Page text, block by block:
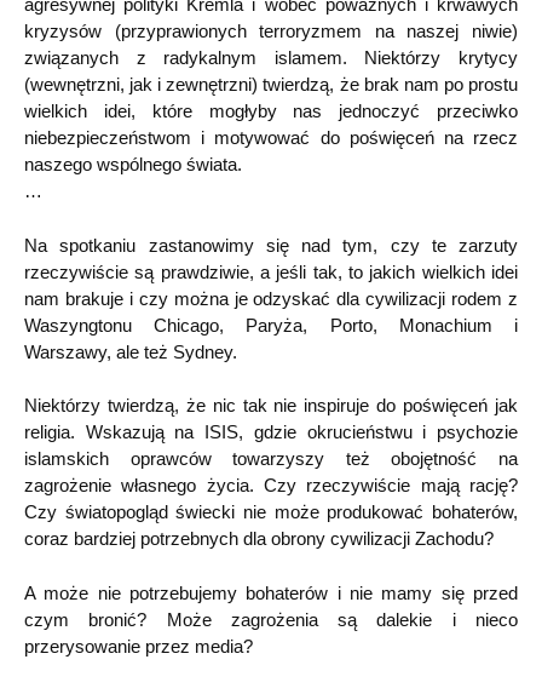
agresywnej polityki Kremla i wobec poważnych i krwawych
kryzysów (przyprawionych terroryzmem na naszej niwie)
związanych z radykalnym islamem. Niektórzy krytycy
(wewnętrzni, jak i zewnętrzni) twierdzą, że brak nam po prostu
wielkich idei, które mogłyby nas jednoczyć przeciwko
niebezpieczeństwom i motywować do poświęceń na rzecz
naszego wspólnego świata.
…
Na spotkaniu zastanowimy się nad tym, czy te zarzuty
rzeczywiście są prawdziwie, a jeśli tak, to jakich wielkich idei
nam brakuje i czy można je odzyskać dla cywilizacji rodem z
Waszyngtonu Chicago, Paryża, Porto, Monachium i
Warszawy, ale też Sydney.
Niektórzy twierdzą, że nic tak nie inspiruje do poświęceń jak
religia. Wskazują na ISIS, gdzie okrucieństwu i psychozie
islamskich oprawców towarzyszy też obojętność na
zagrożenie własnego życia. Czy rzeczywiście mają rację?
Czy światopogląd świecki nie może produkować bohaterów,
coraz bardziej potrzebnych dla obrony cywilizacji Zachodu?
A może nie potrzebujemy bohaterów i nie mamy się przed
czym bronić? Może zagrożenia są dalekie i nieco
przerysowanie przez media?